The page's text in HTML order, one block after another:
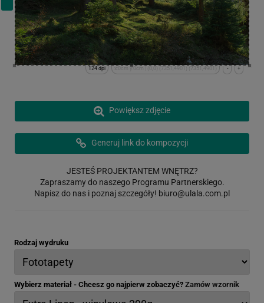
+
-
x:0cm y:0cm | (0,0) (7351,4901) (7351,4901)
124 dpi
Powiększ zdjęcie
Generuj link do kompozycji
JESTEŚ PROJEKTANTEM WNĘTRZ?
Zapraszamy do naszego Programu Partnerskiego.
Napisz do nas i poznaj szczegóły! biuro@ulala.com.pl
Rodzaj wydruku
Wybierz materiał - Chcesz go najpierw zobaczyć? Zamów wzornik